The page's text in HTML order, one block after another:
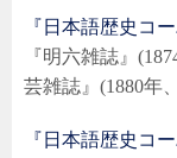
『日本語歴史コ
『明六雑誌』
芸雑誌』(1880年
『日本語歴史コ